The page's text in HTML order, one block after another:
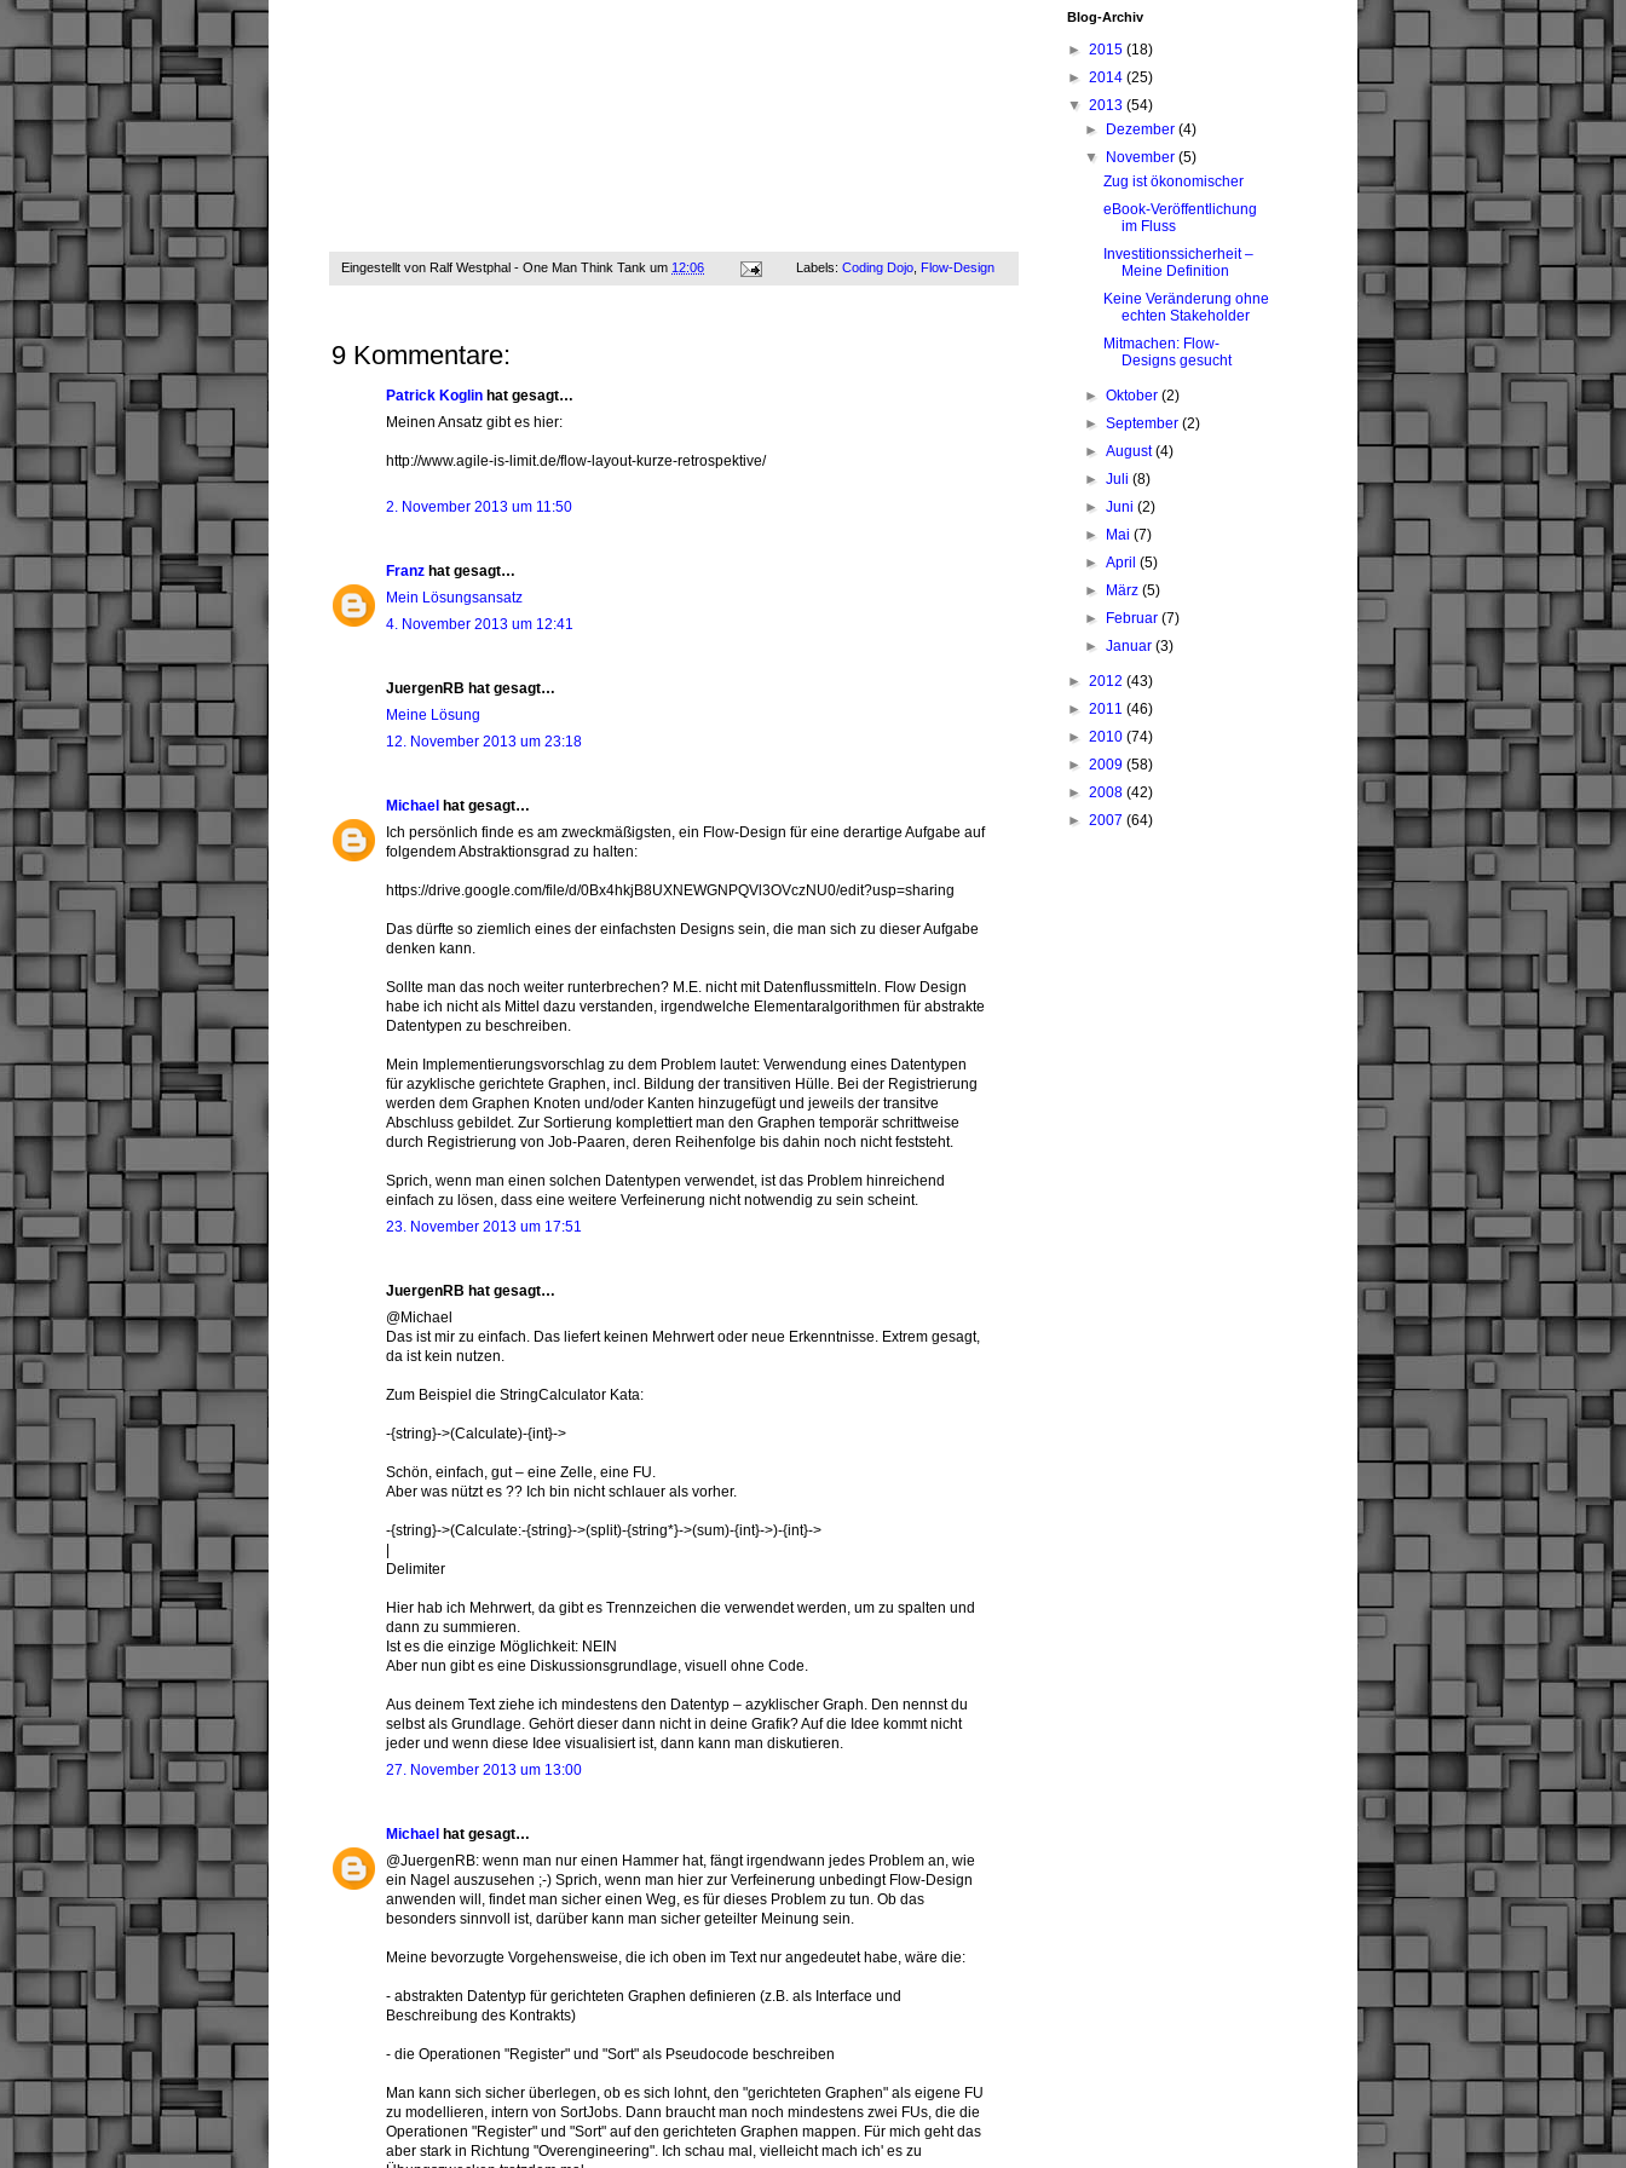
Eingestellt von Ralf Westphal - One Man Think Tank um 12:06 Labels: Coding Dojo, Flow-Design
9 Kommentare:
Patrick Koglin hat gesagt…
Meinen Ansatz gibt es hier:
http://www.agile-is-limit.de/flow-layout-kurze-retrospektive/
2. November 2013 um 11:50
Franz hat gesagt…
Mein Lösungsansatz
4. November 2013 um 12:41
JuergenRB hat gesagt…
Meine Lösung
12. November 2013 um 23:18
Michael hat gesagt…
Ich persönlich finde es am zweckmäßigsten, ein Flow-Design für eine derartige Aufgabe auf
folgendem Abstraktionsgrad zu halten:
https://drive.google.com/file/d/0Bx4hkjB8UXNEWGNPQVl3OVczNU0/edit?usp=sharing
Das dürfte so ziemlich eines der einfachsten Designs sein, die man sich zu dieser Aufgabe
denken kann.
Sollte man das noch weiter runterbrechen? M.E. nicht mit Datenflussmitteln. Flow Design
habe ich nicht als Mittel dazu verstanden, irgendwelche Elementaralgorithmen für abstrakte
Datentypen zu beschreiben.
Mein Implementierungsvorschlag zu dem Problem lautet: Verwendung eines Datentypen
für azyklische gerichtete Graphen, incl. Bildung der transitiven Hülle. Bei der Registrierung
werden dem Graphen Knoten und/oder Kanten hinzugefügt und jeweils der transitve
Abschluss gebildet. Zur Sortierung komplettiert man den Graphen temporär schrittweise
durch Registrierung von Job-Paaren, deren Reihenfolge bis dahin noch nicht feststeht.
Sprich, wenn man einen solchen Datentypen verwendet, ist das Problem hinreichend
einfach zu lösen, dass eine weitere Verfeinerung nicht notwendig zu sein scheint.
23. November 2013 um 17:51
JuergenRB hat gesagt…
@Michael
Das ist mir zu einfach. Das liefert keinen Mehrwert oder neue Erkenntnisse. Extrem gesagt,
da ist kein nutzen.
Zum Beispiel die StringCalculator Kata:
-{string}->(Calculate)-{int}->
Schön, einfach, gut – eine Zelle, eine FU.
Aber was nützt es ?? Ich bin nicht schlauer als vorher.
-{string}->(Calculate:-{string}->(split)-{string*}->(sum)-{int}->)-{int}->
Delimiter
Hier hab ich Mehrwert, da gibt es Trennzeichen die verwendet werden, um zu spalten und
dann zu summieren.
Ist es die einzige Möglichkeit: NEIN
Aber nun gibt es eine Diskussionsgrundlage, visuell ohne Code.
Aus deinem Text ziehe ich mindestens den Datentyp – azyklischer Graph. Den nennst du
selbst als Grundlage. Gehört dieser dann nicht in deine Grafik? Auf die Idee kommt nicht
jeder und wenn diese Idee visualisiert ist, dann kann man diskutieren.
27. November 2013 um 13:00
Michael hat gesagt…
@JuergenRB: wenn man nur einen Hammer hat, fängt irgendwann jedes Problem an, wie
ein Nagel auszusehen ;-) Sprich, wenn man hier zur Verfeinerung unbedingt Flow-Design
anwenden will, findet man sicher einen Weg, es für dieses Problem zu tun. Ob das
besonders sinnvoll ist, darüber kann man sicher geteilter Meinung sein.
Meine bevorzugte Vorgehensweise, die ich oben im Text nur angedeutet habe, wäre die:
- abstrakten Datentyp für gerichteten Graphen definieren (z.B. als Interface und
Beschreibung des Kontrakts)
- die Operationen "Register" und "Sort" als Pseudocode beschreiben
Man kann sich sicher überlegen, ob es sich lohnt, den "gerichteten Graphen" als eigene FU
zu modellieren, intern von SortJobs. Dann braucht man noch mindestens zwei FUs, die die
Operationen "Register" und "Sort" auf den gerichteten Graphen mappen. Für mich geht das
aber stark in Richtung "Overengineering". Ich schau mal, vielleicht mach ich' es zu
Blog-Archiv
► 2015 (18)
► 2014 (25)
▼ 2013 (54)
►
Dezember(4)
▼
November(5)
Zug ist ökonomischer
eBook-Veröffentlichung
im Fluss
Investitionssicherheit –
Meine Definition
Keine Veränderung ohne
echten Stakeholder
Mitmachen: Flow-
Designs gesucht
►Oktober(2)
►September(2)
►August(4)
►Juli(8)
►Juni(2)
►
Mai(7)
►April(5)
►
März(5)
►
Februar(7)
►Januar(3)
► 2012 (43)
► 2011 (46)
► 2010 (74)
► 2009 (58)
► 2008 (42)
► 2007 (64)